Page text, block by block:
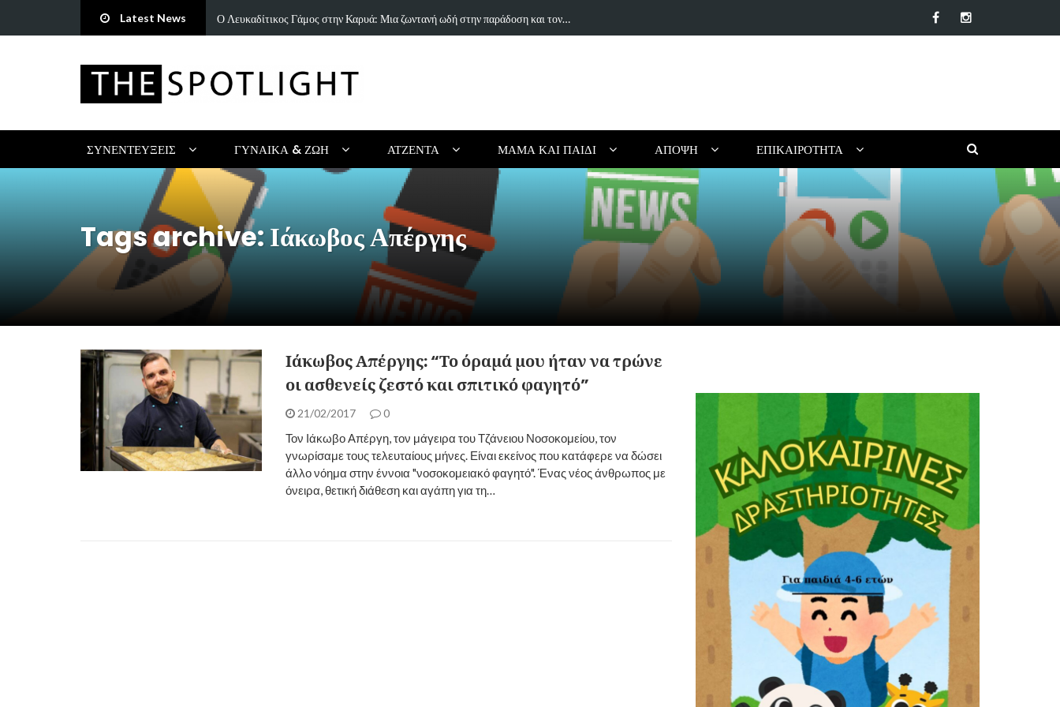
Latest News
ωδή στην παράδοση και τον… «Άννα Είσαι Καλά;»: Το νέο τραγούδι του Δημήτρη Πανανάκη που σπάει τη… 5 Ιδέες & Βιβλία για ένα Δημιουργικό Καλοκαίρι Χωρίς Οθόνες (για Παιδιά…
ΣΥΝΕΝΤΕΎΞΕΙΣ ΓΥΝΑΊΚΑ & ΖΩΉ ΑΤΖΈΝΤΑ ΜΑΜΆ ΚΑΙ ΠΑΙΔΊ ΆΠΟΨΗ ΕΠΙΚΑΙΡΌΤΗΤΑ
Tags archive: Ιάκωβος Απέργης
Ιάκωβος Απέργης: “Το όραμά μου ήταν να τρώνε
οι ασθενείς ζεστό και σπιτικό φαγητό”
21/02/2017 0
Τον Ιάκωβο Απέργη, τον μάγειρα του Τζάνειου Νοσοκομείου, τον
γνωρίσαμε τους τελευταίους μήνες. Είναι εκείνος που κατάφερε να δώσει
άλλο νόημα στην έννοια "νοσοκομειακό φαγητό". Ένας νέος άνθρωπος με
όνειρα, θετική διάθεση και αγάπη για τη…